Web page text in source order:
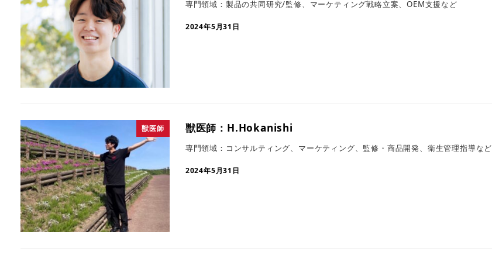
専門領域：製品の共同研究/監修、マーケティング戦略立案、OEM支援など
2024年5月31日
獣医師 獣医師：H.Hokanishi
専門領域：コンサルティング、マーケティング、監修・商品開発、衛生管理指導など
2024年5月31日